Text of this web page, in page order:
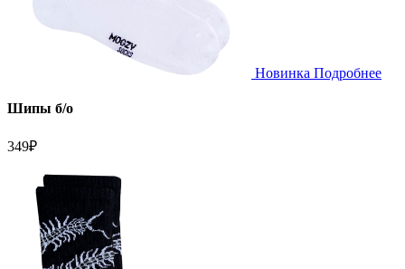
Новинка Подробнее
Шипы б/о
349₽